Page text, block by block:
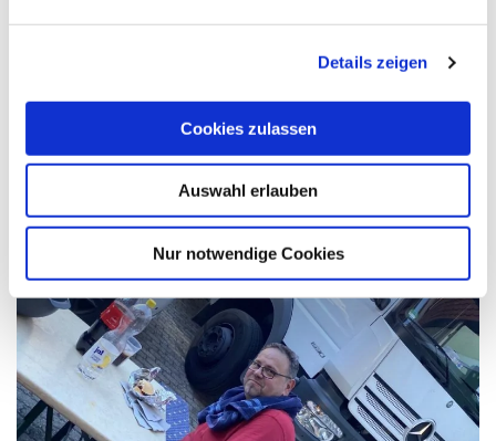
Details zeigen
Cookies zulassen
Auswahl erlauben
Nur notwendige Cookies